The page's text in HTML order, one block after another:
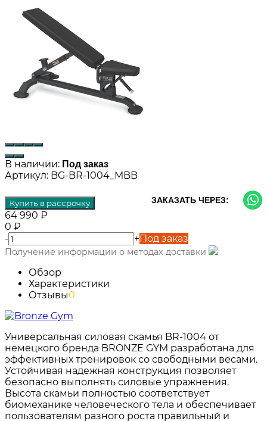
В наличии: Под заказ
Артикул: BG-BR-1004_MBB
Купить в рассрочку ЗАКАЗАТЬ ЧЕРЕЗ:
64 990 ₽
0 ₽
-
+Под заказ
Получение информации о методах доставки
Обзор
Характеристики
Отзывы0
Универсальная силовая скамья BR-1004 от
немецкого бренда BRONZE GYM разработана для
эффективных тренировок со свободными весами.
Устойчивая надежная конструкция позволяет
безопасно выполнять силовые упражнения.
Высота скамьи полностью соответствует
биомеханике человеческого тела и обеспечивает
пользователям разного роста правильный и